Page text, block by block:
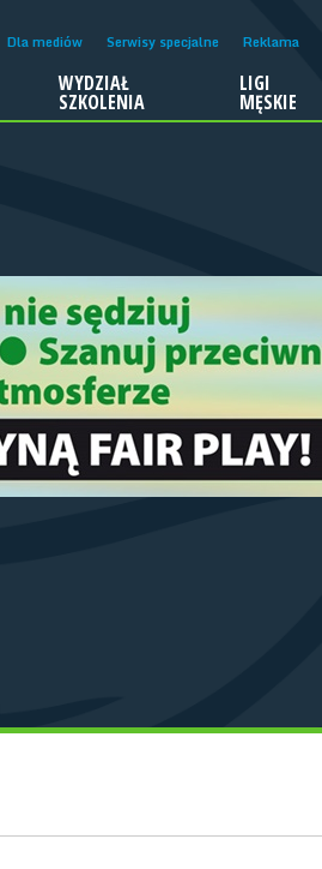
Dla mediów Serwisy specjalne Reklama
WYDZIAŁ
SZKOLENIA
LIGI
MĘSKIE